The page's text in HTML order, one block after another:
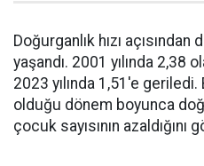
Doğurganlık hızı
yaşandı. 2001 yılında 2,38
2023 yılında 1,51'e geriledi.
olduğu dönem boyunca
çocuk sayısının azaldığını